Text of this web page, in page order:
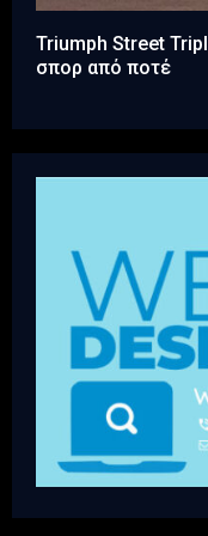
Triumph Street
σπορ από ποτέ